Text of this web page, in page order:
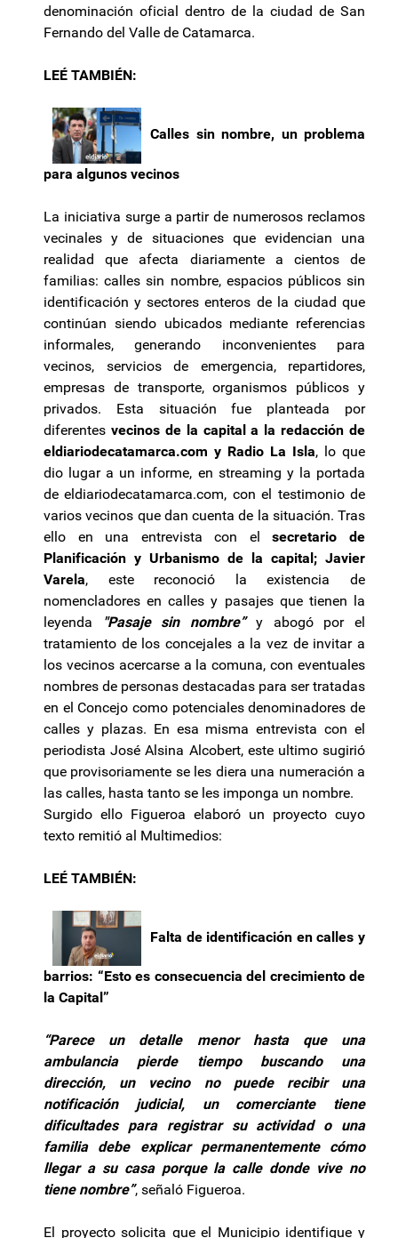
denominación oficial dentro de la ciudad de San
Fernando del Valle de Catamarca.
LEÉ TAMBIÉN:
Calles sin nombre, un problema
para algunos vecinos
La iniciativa surge a partir de numerosos reclamos
vecinales y de situaciones que evidencian una
realidad que afecta diariamente a cientos de
familias: calles sin nombre, espacios públicos sin
identificación y sectores enteros de la ciudad que
continúan siendo ubicados mediante referencias
informales, generando inconvenientes para
vecinos, servicios de emergencia, repartidores,
empresas de transporte, organismos públicos y
privados. Esta situación fue planteada por
diferentes vecinos de la capital a la redacción de
eldiariodecatamarca.com y Radio La Isla, lo que
dio lugar a un informe, en streaming y la portada
de eldiariodecatamarca.com, con el testimonio de
varios vecinos que dan cuenta de la situación. Tras
ello en una entrevista con elsecretario de
Planificación y Urbanismo de la capital; Javier
Varela, este reconoció la existencia de
nomencladores en calles y pasajes que tienen la
leyenda
"Pasaje sin nombre”y abogó por el
tratamiento de los concejales a la vez de invitar a
los vecinos acercarse a la comuna, con eventuales
nombres de personas destacadas para ser tratadas
en el Concejo como potenciales denominadores de
calles y plazas. En esa misma entrevista con el
periodista José Alsina Alcobert, este ultimo sugirió
que provisoriamente se les diera una numeración a
las calles, hasta tanto se les imponga un nombre.
Surgido ello Figueroa elaboró un proyecto cuyo
texto remitió al Multimedios:
LEÉ TAMBIÉN:
Falta de identificación en calles y
barrios: “Esto es consecuencia del crecimiento de
la Capital”
“Parece un detalle menor hasta que una
ambulancia pierde tiempo buscando una
dirección, un vecino no puede recibir una
notificación judicial, un comerciante tiene
dificultades para registrar su actividad o una
familia debe explicar permanentemente cómo
llegar a su casa porque la calle donde vive no
tiene nombre”, señaló Figueroa.
El proyecto solicita que el Municipio identifique y